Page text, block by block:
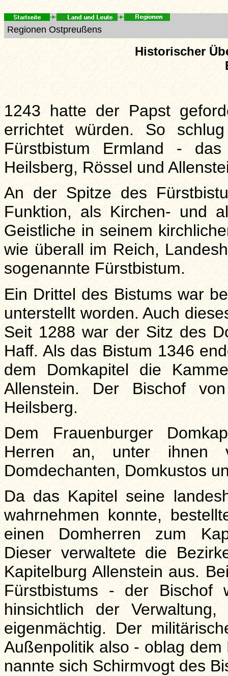
Regionen Ostpreußens
Historischer
1243 hatte der Papst
errichtet würden. So
Fürstbistum Ermland -
Heilsberg, Rössel und
An der Spitze des
Funktion, als Kirchen- und
Geistliche in seinem
wie überall im Reich,
sogenannte Fürstbistum.
Ein Drittel des Bistums war
unterstellt worden. Auch
Seit 1288 war der Sitz des
Haff. Als das Bistum 1346
dem Domkapitel die
Allenstein. Der Bischof
Heilsberg.
Dem Frauenburger
Herren an, unter ihnen
Domdechanten, Domkustos
Da das Kapitel seine
wahrnehmen konnte,
einen Domherren zum
Dieser verwaltete die
Kapitelburg Allenstein aus.
Fürstbistums - der Bischof
hinsichtlich der
eigenmächtig. Der
Außenpolitik also - oblag
nannte sich Schirmvogt des